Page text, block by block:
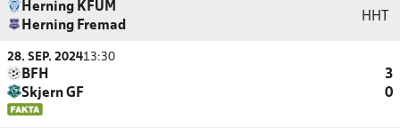
Herning KFUM
Herning Fremad
HHT
28. SEP. 202413:30
BFH
3
Skjern GF
0